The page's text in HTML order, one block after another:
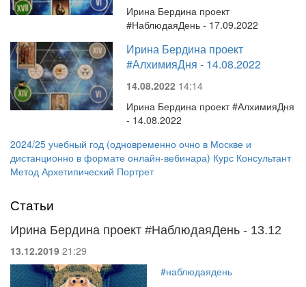
Ирина Бердина проект
#НаблюдаяДень - 17.09.2022
Ирина Бердина проект
#АлхимияДня - 14.08.2022
14.08.2022 14:14
Ирина Бердина проект #АлхимияДня
- 14.08.2022
2024/25 учебный год (одновременно очно в Москве и
дистанционно в формате онлайн-вебинара) Курс Консультант
Метод Архетипический Портрет
Статьи
Ирина Бердина проект #НаблюдаяДень - 13.12
13.12.2019 21:29
#наблюдаядень